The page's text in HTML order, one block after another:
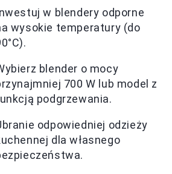
w blendery odporne
wysokie temperatury (do
blender o mocy
700 W lub model z
podgrzewania.
odpowiedniej odzieży
dla własnego